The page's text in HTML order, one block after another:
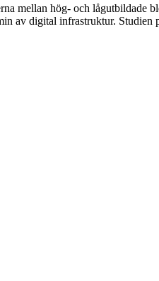
mellan hög- och lågutbildade
av digital infrastruktur.